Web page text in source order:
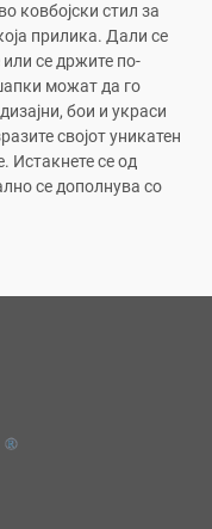
ковбојски стил за
прилика. Дали се
се држите по-
можат да го
бои и украси
својот уникатен
Истакнете се од
се дополнува со